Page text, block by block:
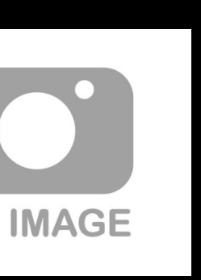
mops/#/web/t146sb
國115年07月 單位：新台
入淨額 本月： 18,379,079
增減金額： 14,117,673
本年累計： 82,650,603
增減金額： 55,705,03